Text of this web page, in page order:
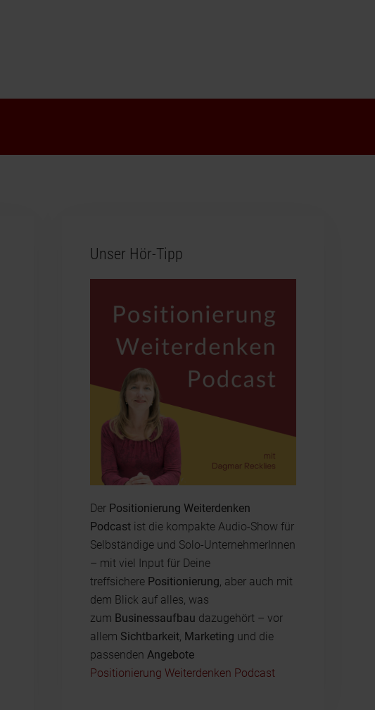
Unser Hör-Tipp
Der Positionierung Weiterdenken
Podcastist die kompakte Audio-Show für
Selbständige und Solo-UnternehmerInnen
– mit viel Input für Deine
treffsichere Positionierung, aber auch mit
dem Blick auf alles, was
zum Businessaufbau dazugehört – vor
allem Sichtbarkeit, Marketing und die
passenden Angebote
Positionierung Weiterdenken Podcast